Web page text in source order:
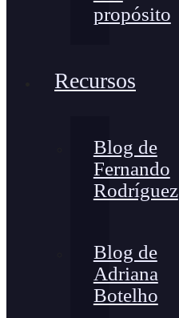
propósito
Recursos
Blog de
Fernando
Rodríguez
Blog de
Adriana
Botelho